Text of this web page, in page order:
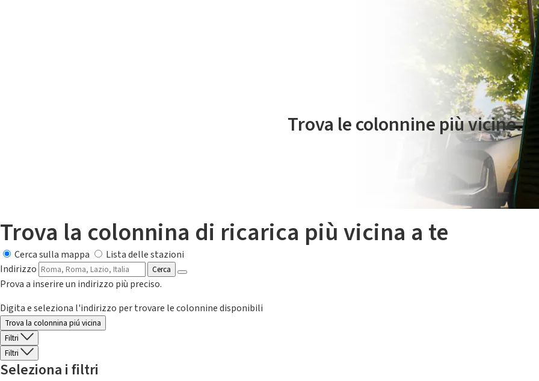
Il servizio di mobilità elettrica è gestito da Plenitude On The Road
Trova le colonnine più vicine.
Trova la colonnina di ricarica più vicina a te
Cerca sulla mappa
Lista delle stazioni
Indirizzo
Cerca
Prova a inserire un indirizzo più preciso.
Digita e seleziona l'indirizzo per trovare le colonnine disponibili
Trova la colonnina piú vicina
Filtri
Filtri
Seleziona i filtri